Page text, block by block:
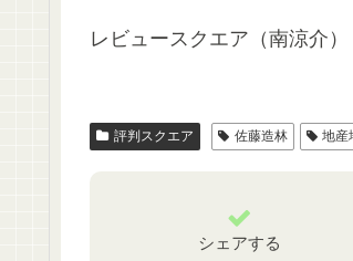
レビュースクエア（南涼介）
評判スクエア 佐藤造林 地産
シェアする